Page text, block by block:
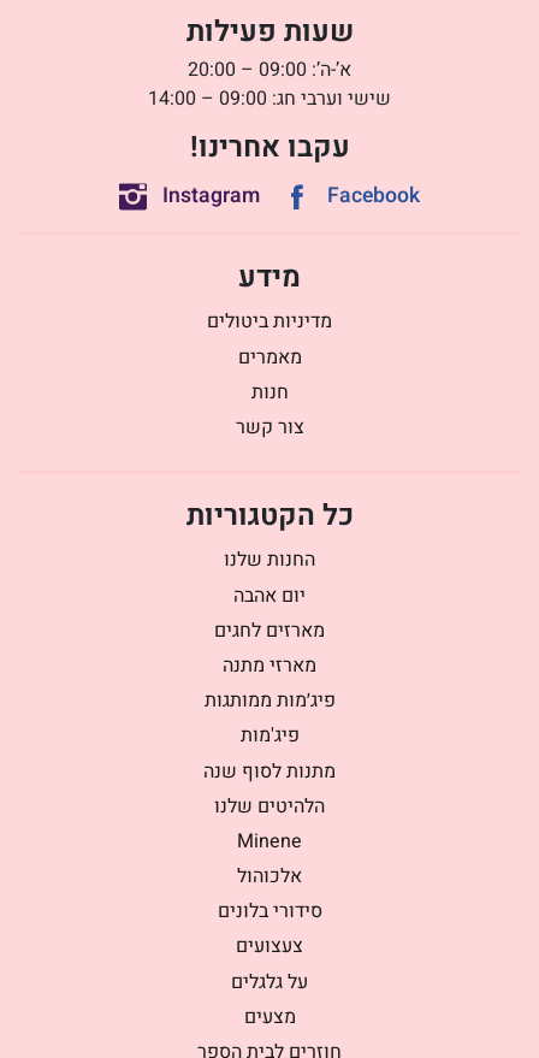
שעות פעילות
א’-ה’: 09:00 – 20:00
שישי וערבי חג: 09:00 – 14:00
עקבו אחרינו!
Facebook
Instagram
מידע
מדיניות ביטולים
מאמרים
חנות
צור קשר
כל הקטגוריות
החנות שלנו
יום אהבה
מארזים לחגים
מארזי מתנה
פיג׳מות ממותגות
פיג'מות
מתנות לסוף שנה
הלהיטים שלנו
Minene
אלכוהול
סידורי בלונים
צעצועים
על גלגלים
מצעים
חוזרים לבית הספר